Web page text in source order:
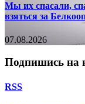
Мы их спасали,
взяться за
07.08.2026
Подпишись на
RSS